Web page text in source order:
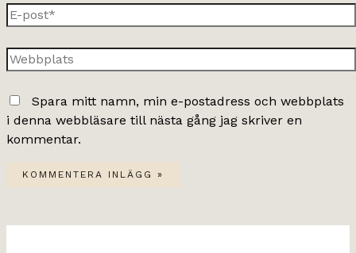
E-
post*
Webbplats
Spara mitt namn, min e-postadress och webbplats
i denna webbläsare till nästa gång jag skriver en
kommentar.